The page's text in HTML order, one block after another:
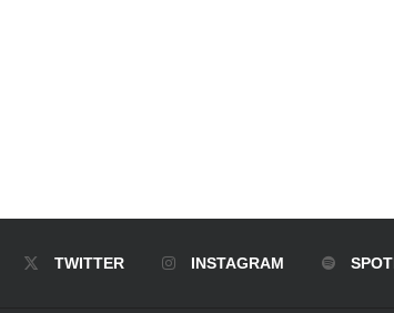
TWITTER INSTAGRAM